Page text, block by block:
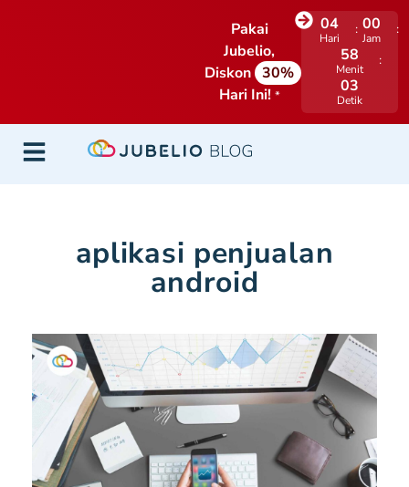
Pakai
Jubelio,
Diskon 30%
Hari Ini! *
04
Hari
00
Jam
58
Menit
03
Detik
aplikasi penjualan
android